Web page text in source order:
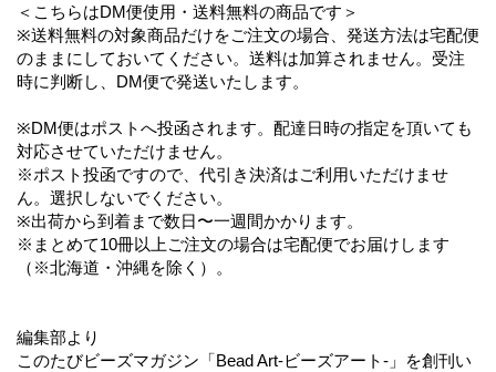
＜こちらはDM便使用・送料無料の商品です＞
※送料無料の対象商品だけをご注文の場合、発送方法は宅配便
のままにしておいてください。送料は加算されません。受注
時に判断し、DM便で発送いたします。
※DM便はポストへ投函されます。配達日時の指定を頂いても
対応させていただけません。
※ポスト投函ですので、代引き決済はご利用いただけませ
ん。選択しないでください。
※出荷から到着まで数日〜一週間かかります。
※まとめて10冊以上ご注文の場合は宅配便でお届けします
（※北海道・沖縄を除く）。
編集部より
このたびビーズマガジン「Bead Art-ビーズアート-」を創刊い